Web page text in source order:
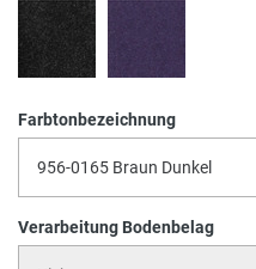
Farbtonbezeichnung
Verarbeitung Bodenbelag